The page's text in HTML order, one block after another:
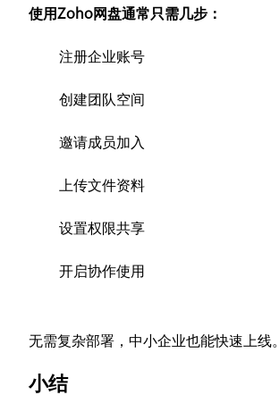
使用Zoho网盘通常只需几步：
注册企业账号
创建团队空间
邀请成员加入
上传文件资料
设置权限共享
开启协作使用
无需复杂部署，中小企业也能快速上线。
小结